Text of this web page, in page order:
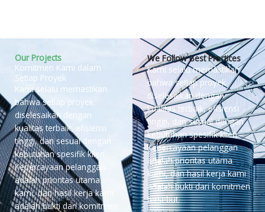
Our Projects
Komitmen Kami dalam
Setiap Proyek
Kami selalu memastikan
bahwa setiap proyek
diselesaikan dengan
kualitas terbaik, efisiensi
tinggi, dan sesuai dengan
kebutuhan spesifik klien.
Kepercayaan pelanggan
adalah prioritas utama
kami, dan hasil kerja kami
adalah bukti dari komitmen
We Follow Best Practices
Kami selalu memastikan
bahwa setiap proyek
diselesaikan dengan
kualitas terbaik, efisiensi
tinggi, dan sesuai dengan
kebutuhan spesifik klien.
Kepercayaan pelanggan
adalah prioritas utama
kami, dan hasil kerja kami
adalah bukti dari komitmen
tersebut.